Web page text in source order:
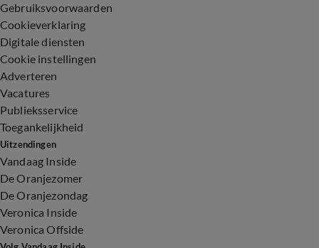
Gebruiksvoorwaarden
Cookieverklaring
Digitale diensten
Cookie instellingen
Adverteren
Vacatures
Publieksservice
Toegankelijkheid
Uitzendingen
Vandaag Inside
De Oranjezomer
De Oranjezondag
Veronica Inside
Veronica Offside